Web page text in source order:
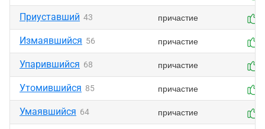
Приуставший 43 причастие
Измаявшийся 56 причастие
Упарившийся 68 причастие
Утомившийся 85 причастие
Умаявшийся 64 причастие